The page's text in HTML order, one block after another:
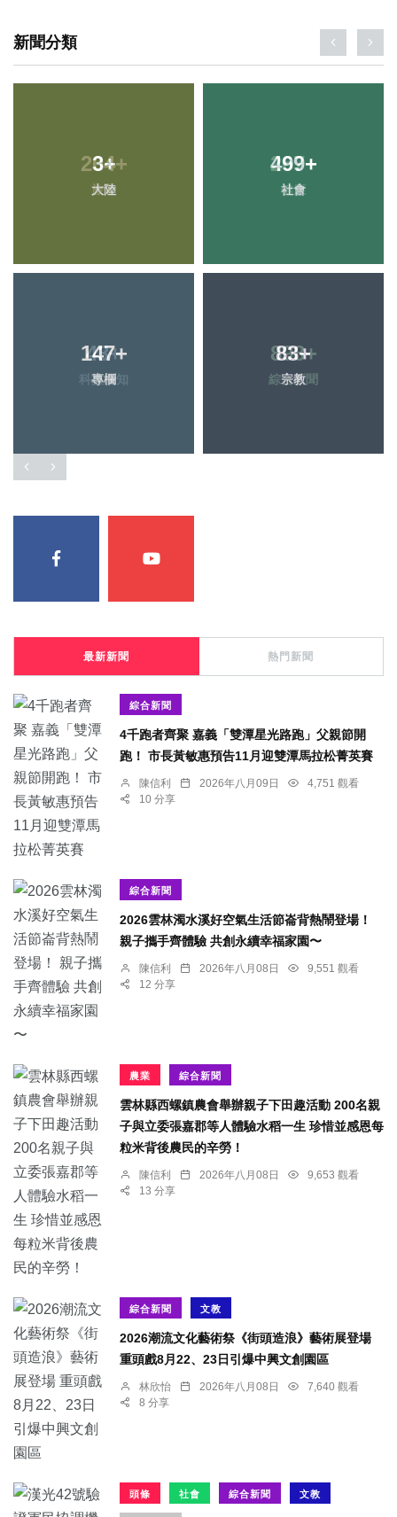
新聞分類
3+
大陸
499+
社會
147+
專欄
83+
宗教
最新新聞 熱門新聞
綜合新聞
4千跑者齊聚 嘉義「雙潭星光路跑」父親節開
跑！ 市長黃敏惠預告11月迎雙潭馬拉松菁英賽
陳信利 2026年八月09日
4,751 觀看
10 分享
綜合新聞
2026雲林濁水溪好空氣生活節崙背熱鬧登場！
親子攜手齊體驗 共創永續幸福家園〜
陳信利 2026年八月08日
9,551 觀看
12 分享
農業 綜合新聞
雲林縣西螺鎮農會舉辦親子下田趣活動 200名親
子與立委張嘉郡等人體驗水稻一生 珍惜並感恩每
粒米背後農民的辛勞！
陳信利 2026年八月08日
9,653 觀看
13 分享
綜合新聞 文教
2026潮流文化藝術祭《街頭造浪》藝術展登場
重頭戲8月22、23日引爆中興文創園區
林欣怡 2026年八月08日
7,640 觀看
8 分享
頭條 社會 綜合新聞 文教